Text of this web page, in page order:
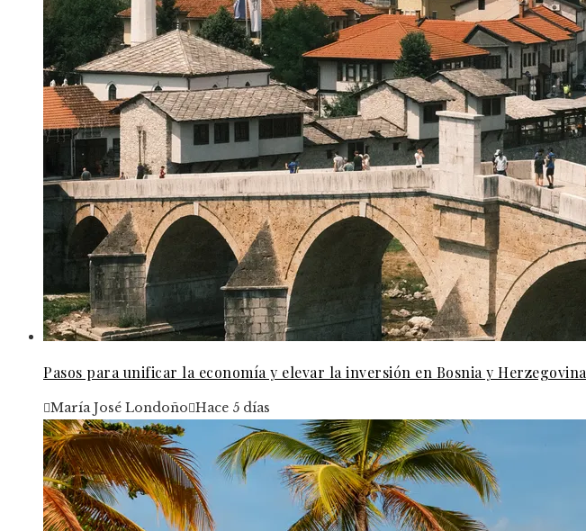
Pasos para unificar la economía y elevar la inversión en Bosnia y Herzegovina
María José Londoño Hace 5 días